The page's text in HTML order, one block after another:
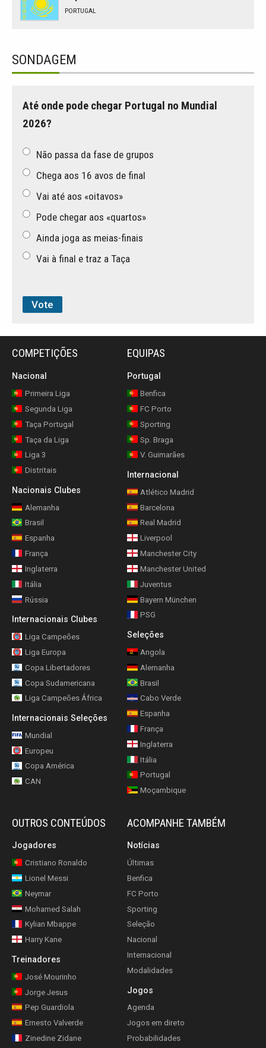
PORTUGAL
SONDAGEM
Até onde pode chegar Portugal no Mundial
2026?
Não passa da fase de grupos
Chega aos 16 avos de final
Vai até aos «oitavos»
Pode chegar aos «quartos»
Ainda joga as meias-finais
Vai à final e traz a Taça
COMPETIÇÕES
Nacional
Primeira Liga
Segunda Liga
Taça Portugal
Taça da Liga
Liga 3
Distritais
Nacionais Clubes
Alemanha
Brasil
Espanha
França
Inglaterra
Itália
Rússia
Internacionais Clubes
Liga Campeões
Liga Europa
Copa Libertadores
Copa Sudamericana
Liga Campeões África
Internacionais Seleções
Mundial
Europeu
Copa América
CAN
EQUIPAS
Portugal
Benfica
FC Porto
Sporting
Sp. Braga
V. Guimarães
Internacional
Atlético Madrid
Barcelona
Real Madrid
Liverpool
Manchester City
Manchester United
Juventus
Bayern München
PSG
Seleções
Angola
Alemanha
Brasil
Cabo Verde
Espanha
França
Inglaterra
Itália
Portugal
Moçambique
OUTROS CONTEÚDOS
Jogadores
Cristiano Ronaldo
Lionel Messi
Neymar
Mohamed Salah
Kylian Mbappe
Harry Kane
Treinadores
José Mourinho
Jorge Jesus
Pep Guardiola
Ernesto Valverde
Zinedine Zidane
ACOMPANHE TAMBÉM
Notícias
Últimas
Benfica
FC Porto
Sporting
Seleção
Nacional
Internacional
Modalidades
Jogos
Agenda
Jogos em direto
Probabilidades